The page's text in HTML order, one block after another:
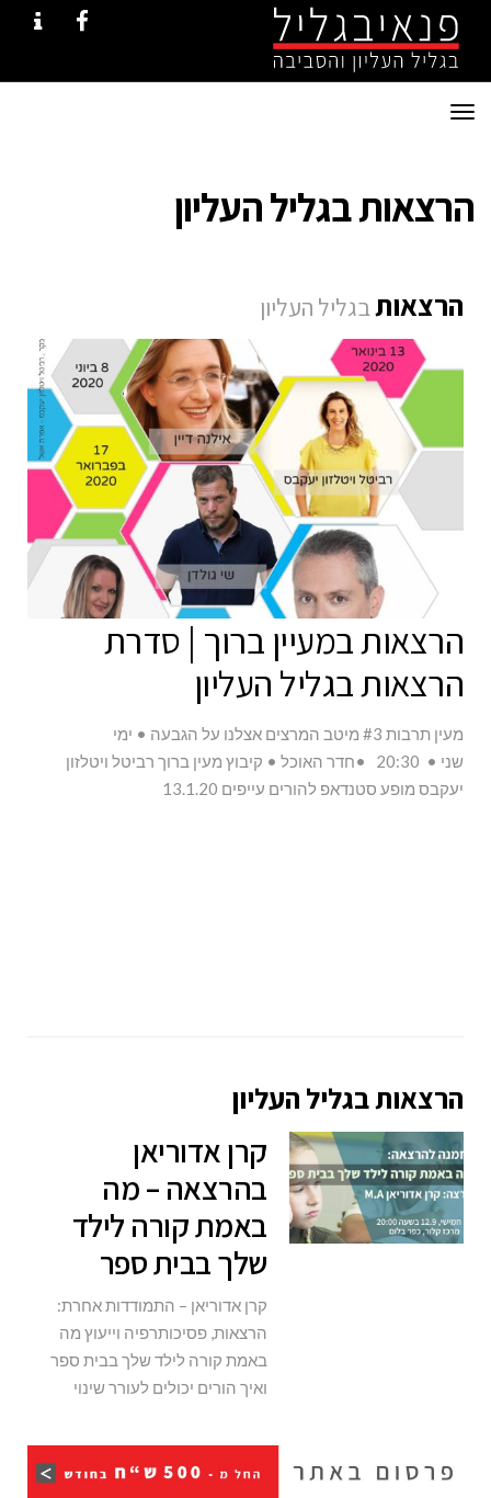
תפריט
הרצאות בגליל העליון
הרצאותבגליל העליון
הרצאות במעיין ברוך | סדרת
הרצאות בגליל העליון
מעין תרבות #3 מיטב המרצים אצלנו על הגבעה • ימי
שני • 20:30 •חדר האוכל • קיבוץ מעין ברוך רביטל ויטלזון
יעקבס מופע סטנדאפ להורים עייפים 13.1.20
הרצאות בגליל העליון
קרן אדוריאן
בהרצאה – מה
באמת קורה לילד
שלך בבית ספר
קרן אדוריאן – התמודדות אחרת:
הרצאות, פסיכותרפיה וייעוץ מה
באמת קורה לילד שלך בבית ספר
ואיך הורים יכולים לעורר שינוי